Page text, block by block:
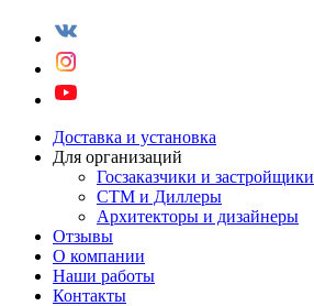
Доставка и установка
Для организаций
Госзаказчики и застройщики
СТМ и Диллеры
Архитекторы и дизайнеры
Отзывы
О компании
Наши работы
Контакты